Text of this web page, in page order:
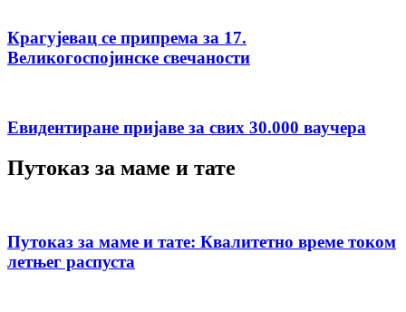
Крагујевац се припрема за 17.
Великогоспојинске свечаности
Евидентиране пријаве за свих 30.000 ваучера
Путоказ за маме и тате
Путоказ за маме и тате: Квалитетно време током
летњег распуста